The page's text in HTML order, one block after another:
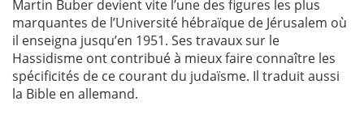
Martin Buber devient vite l’une des figures les plus
marquantes de l’Université hébraïque de Jérusalem où
il enseigna jusqu’en 1951. Ses travaux sur le
Hassidisme ont contribué à mieux faire connaître les
spécificités de ce courant du judaïsme. Il traduit aussi
la Bible en allemand.